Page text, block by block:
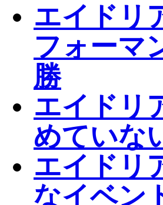
エイドリ
フォーマ
勝
エイドリ
めていな
エイドリ
なイベン